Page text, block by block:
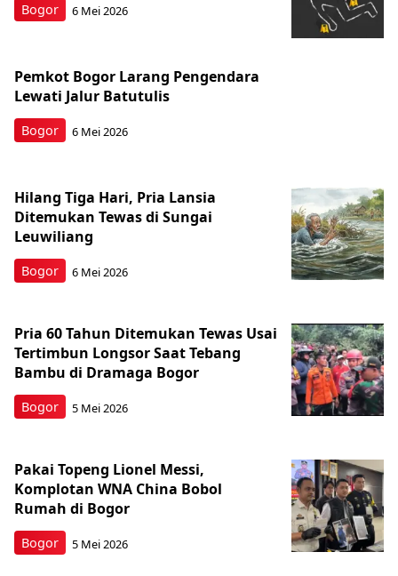
Bogor 6 Mei 2026
Bogor
Pemkot Bogor Larang Pengendara
Lewati Jalur Batutulis
6 Mei 2026
Bogor
Hilang Tiga Hari, Pria Lansia
Ditemukan Tewas di Sungai
Leuwiliang
6 Mei 2026
Bogor
Pria 60 Tahun Ditemukan Tewas Usai
Tertimbun Longsor Saat Tebang
Bambu di Dramaga Bogor
5 Mei 2026
Bogor
Pakai Topeng Lionel Messi,
Komplotan WNA China Bobol
Rumah di Bogor
5 Mei 2026